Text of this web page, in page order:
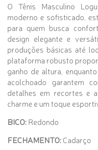
O Tênis Masculino
moderno e sofisticado,
para quem busca
design elegante e
produções básicas até
plataforma robusto
ganho de altura,
acolchoado garantem
detalhes em recortes e
charme e um toque
BICO: Redondo
FECHAMENTO:Cadarço